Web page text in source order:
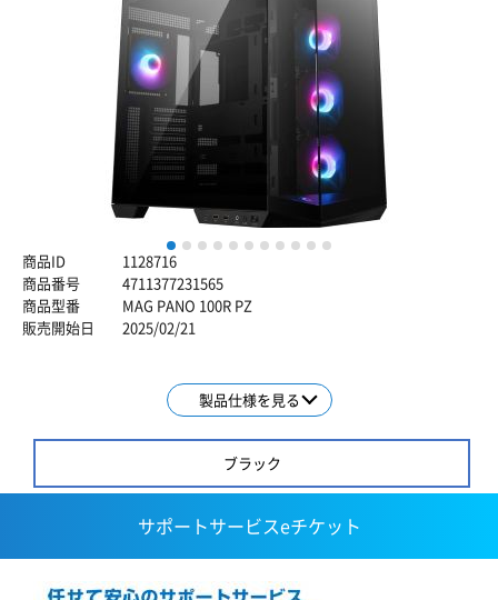
1 2 3 4 5 6 7 8 9 10
商品ID
1128716
商品番号
4711377231565
商品型番
MAG PANO 100R PZ
販売開始日
2025/02/21
製品仕様を見る
ブラック
サポートサービスeチケット